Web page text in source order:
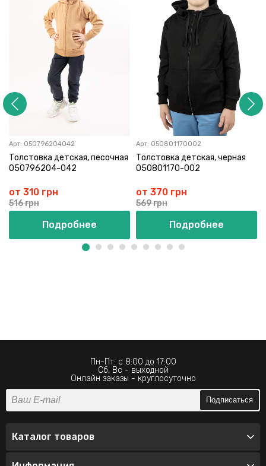
Арт: 050796204042
Толстовка детская, песочная
050796204-042
от 310 грн
516 грн
Подробнее
Арт: 050801170002
Толстовка детская, черная
050801170-002
от 370 грн
569 грн
Подробнее
Пн-Пт: с 8:00 до 17:00
Сб, Вс - выходной
Онлайн заказы - круглосуточно
Подписаться
Каталог товаров